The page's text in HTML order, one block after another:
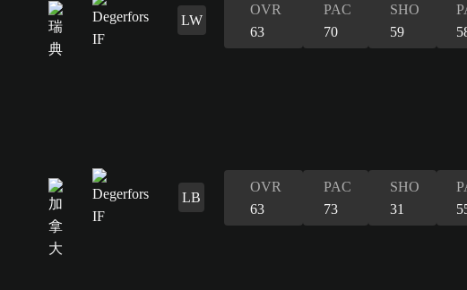
LW
OVR
63
PAC
70
SHO
59
LB
OVR
63
PAC
73
SHO
31